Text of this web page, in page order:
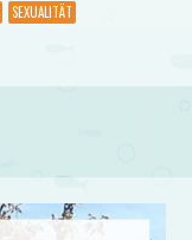
SEXUALITÄT